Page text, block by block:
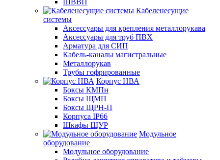
Кабеленесущие
системы
Аксессуары для крепления металлорукава
Аксессуары для труб ПВХ
Арматура для СИП
Кабель-каналы магистральные
Металлорукав
Трубы гофрированные
Корпус НВА
Боксы КМПн
Боксы ЩМП
Боксы ЩРН-П
Корпуса IP66
Шкафы ЩУР
Модульное
оборудование
Модульное оборудование